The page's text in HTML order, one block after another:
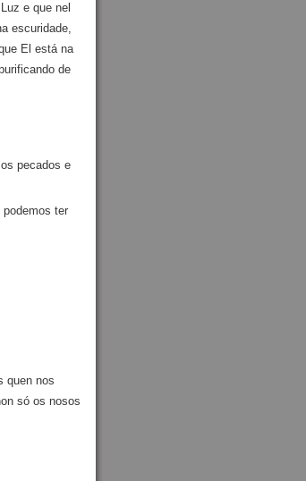
e que nel
escuridade,
El está na
de
pecados e
ter
quen nos
só os nosos